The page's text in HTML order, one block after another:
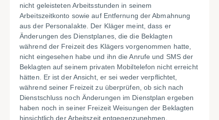
nicht geleisteten Arbeitsstunden in seinem
Arbeitszeitkonto sowie auf Entfernung der Abmahnung
aus der Personalakte. Der Kläger meint, dass er
Änderungen des Dienstplanes, die die Beklagten
während der Freizeit des Klägers vorgenommen hatte,
nicht eingesehen habe und ihn die Anrufe und SMS der
Beklagten auf seinem privaten Mobiltelefon nicht erreicht
hätten. Er ist der Ansicht, er sei weder verpflichtet,
während seiner Freizeit zu überprüfen, ob sich nach
Dienstschluss noch Änderungen im Dienstplan ergeben
haben noch in seiner Freizeit Weisungen der Beklagten
hinsichtlich der Arbeitszeit entgegenzunehmen.